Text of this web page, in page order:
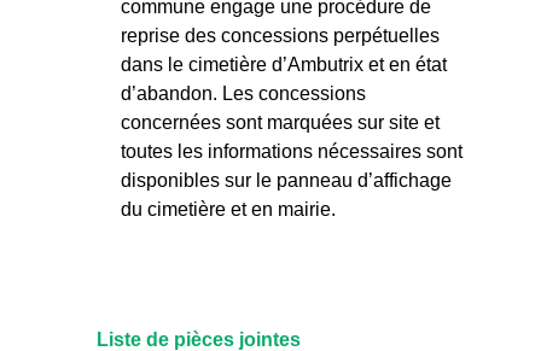
commune engage une procédure de
reprise des concessions perpétuelles
dans le cimetière d’Ambutrix et en état
d’abandon. Les concessions
concernées sont marquées sur site et
toutes les informations nécessaires sont
disponibles sur le panneau d’affichage
du cimetière et en mairie.
Liste de pièces jointes